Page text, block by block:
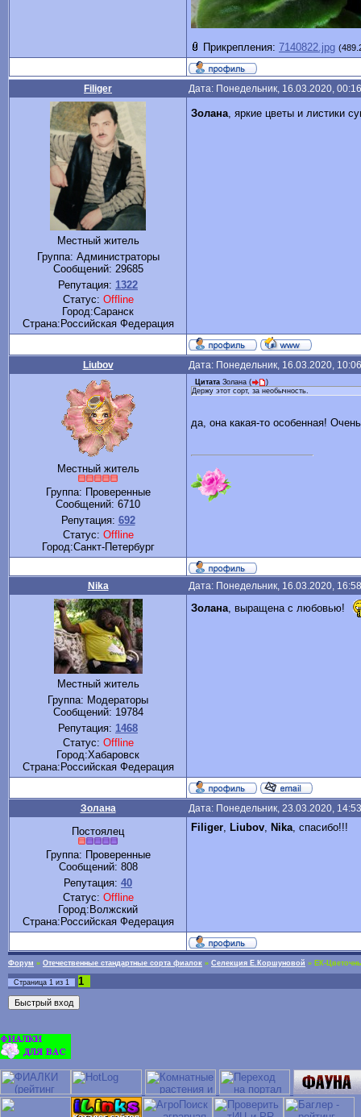
Прикрепления: 7140822.jpg
Filiger Дата: Понедельник, 16.03.2020,
Местный житель
Группа: Администраторы
Сообщений: 29685
Репутация: 1322
Статус: Offline
Город:Саранск
Cтрана:Российская Федерация
Золана , яркие цветы и листики
Liubov Дата: Понедельник, 16.03.2020,
Местный житель
Группа: Проверенные
Сообщений: 6710
Репутация: 692
Статус: Offline
Город:Санкт-Петербург
Цитата Золана (
)
Держу этот сорт, за необычность.
да, она какая-то особенная!
Nika Дата: Понедельник, 16.03.2020,
Местный житель
Группа: Модераторы
Сообщений: 19784
Репутация: 1468
Статус: Offline
Город:Хабаровск
Cтрана:Российская Федерация
Золана, выращена с любовью!
Золана Дата: Понедельник, 23.03.2020,
Постоялец
Группа: Проверенные
Сообщений: 808
Репутация: 40
Статус: Offline
Город:Волжский
Cтрана:Российская Федерация
Filiger, Liubov, Nika, спасибо!!!
Форум » Отечественные стандартные сорта фиалок » Селекция Е.Коршуновой » ЕК-
Страница 1 из 1 1